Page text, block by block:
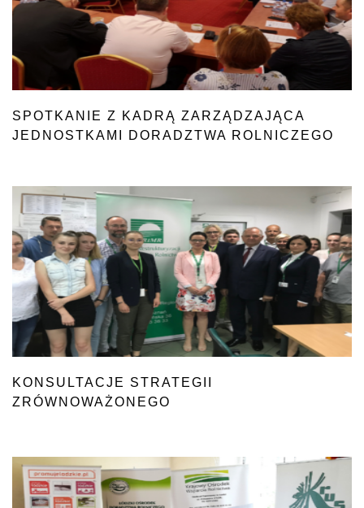
SPOTKANIE Z KADRĄ ZARZĄDZAJĄCA
JEDNOSTKAMI DORADZTWA ROLNICZEGO
KONSULTACJE STRATEGII
ZRÓWNOWAŻONEGO
W ZŁOTOWIE